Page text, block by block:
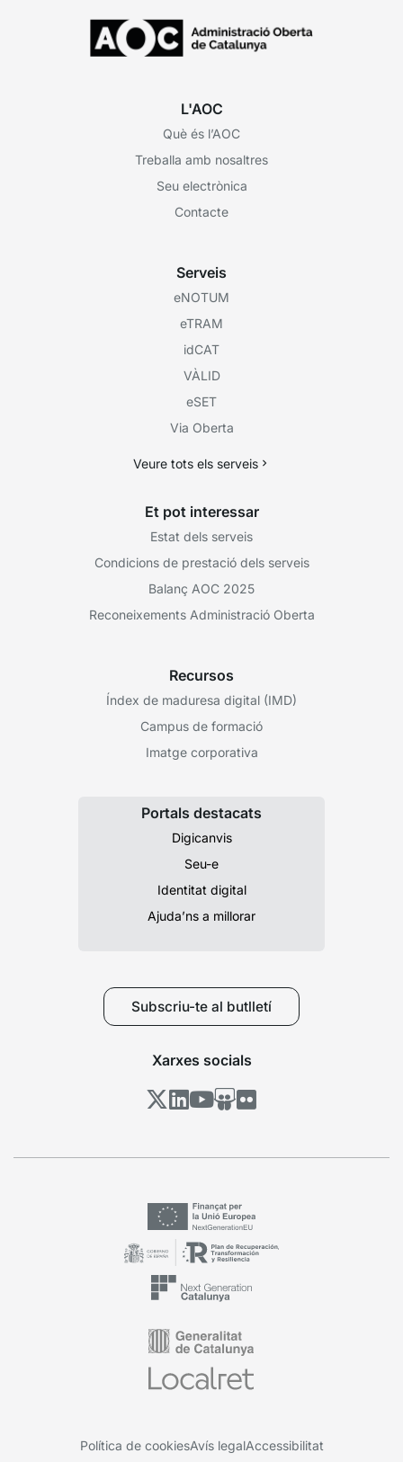
L'AOC
Què és l’AOC
Treballa amb nosaltres
Seu electrònica
Contacte
Serveis
eNOTUM
eTRAM
idCAT
VÀLID
eSET
Via Oberta
Veure tots els serveis
Et pot interessar
Estat dels serveis
Condicions de prestació dels serveis
Balanç AOC 2025
Reconeixements Administració Oberta
Recursos
Índex de maduresa digital (IMD)
Campus de formació
Imatge corporativa
Portals destacats
Digicanvis
Seu-e
Identitat digital
Ajuda’ns a millorar
Subscriu-te al butlletí
Xarxes socials
Política de cookiesAvís legalAccessibilitat